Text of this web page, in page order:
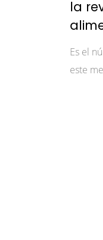
la
Es el
este